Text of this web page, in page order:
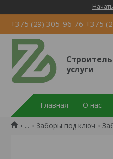
+375 (29) 305-96-76 +375
услуги
Главная О нас
... Заборы под ключ